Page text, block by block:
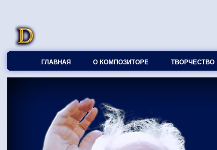
ГЛАВНАЯ О КОМПОЗИТОРЕ ТВОРЧЕСТВО